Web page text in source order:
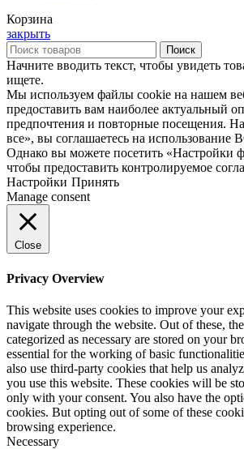
Корзина
закрыть
Поиск
Начните вводить текст, чтобы увидеть
ищете.
Мы используем файлы cookie на нашем
предоставить вам наиболее актуальный
предпочтения и повторные посещения.
все», вы соглашаетесь на
Однако вы можете посетить «Настройки
чтобы предоставить контролируемое
Настройки Принять
Manage consent
Close
Privacy Overview
This website uses cookies to improve your
navigate through the website. Out of these,
categorized as necessary are stored on your
essential for the working of basic
also use third-party cookies that help us
you use this website. These cookies will be
only with your consent. You also have the
cookies. But opting out of some of these
browsing experience.
Necessary